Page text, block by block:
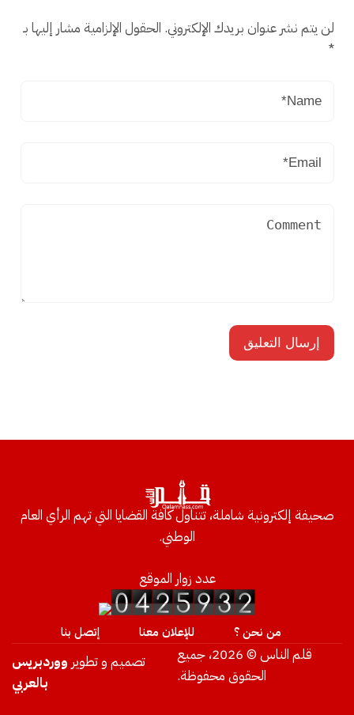
لن يتم نشر عنوان بريدك الإلكتروني. الحقول الإلزامية مشار إليها بـ
*
صحيفة إلكترونية شاملة، تتناول كافة القضايا التي تهم الرأي العام
الوطني.
عدد زوار الموقع
من نحن ؟ للإعلان معنا إتصل بنا
قلم الناس © 2026، جميع
الحقوق محفوظة.
تصميم و تطوير ووردبريس
بالعربي